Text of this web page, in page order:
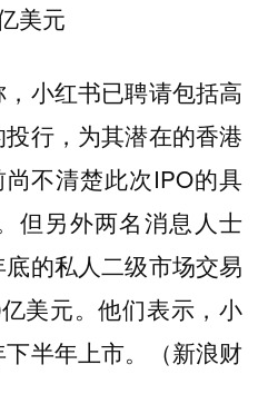
美元
小红书已聘请包括高
行，为其潜在的香港
不清楚此次IPO的具
但另外两名消息人士
的私人二级市场交易
美元。他们表示，小
半年上市。（新浪财